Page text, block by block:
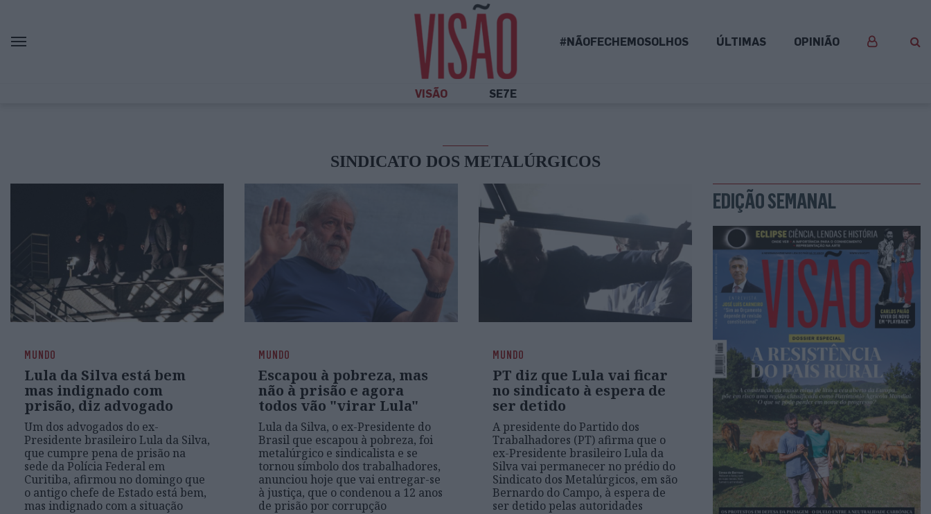
#NÃOFECHEMOSOLHOS ÚLTIMAS OPINIÃO
VISÃO SE7E
SINDICATO DOS METALÚRGICOS
MUNDO
Lula da Silva está bem
mas indignado com
prisão, diz advogado
Um dos advogados do ex-
Presidente brasileiro Lula da Silva,
que cumpre pena de prisão na
sede da Polícia Federal em
Curitiba, afirmou no domingo que
o antigo chefe de Estado está bem,
mas indignado com a situação
MUNDO
Escapou à pobreza, mas
não à prisão e agora
todos vão "virar Lula"
Lula da Silva, o ex-Presidente do
Brasil que escapou à pobreza, foi
metalúrgico e sindicalista e se
tornou símbolo dos trabalhadores,
anunciou hoje que vai entregar-se
à justiça, que o condenou a 12 anos
de prisão por corrupção
MUNDO
PT diz que Lula vai ficar
no sindicato à espera de
ser detido
A presidente do Partido dos
Trabalhadores (PT) afirma que o
ex-Presidente brasileiro Lula da
Silva vai permanecer no prédio do
Sindicato dos Metalúrgicos, em são
Bernardo do Campo, à espera de
ser detido pelas autoridades
EDIÇÃO SEMANAL